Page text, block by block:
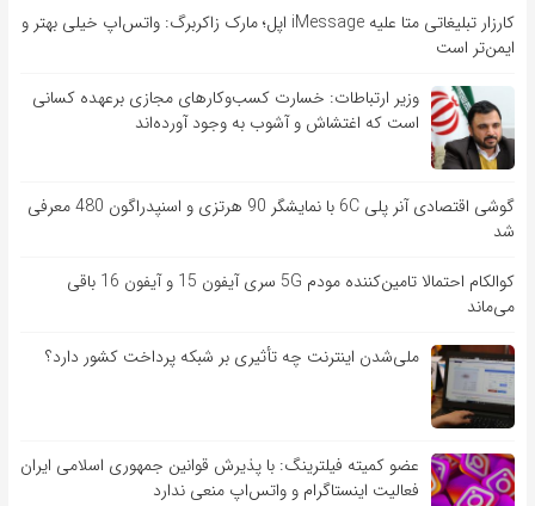
کارزار تبلیغاتی متا علیه iMessage اپل؛ مارک زاکربرگ: واتس‌اپ خیلی بهتر و
ایمن‌تر است
وزیر ارتباطات: خسارت کسب‌وکارهای مجازی برعهده کسانی
است که اغتشاش و آشوب به وجود آورده‌اند
گوشی اقتصادی آنر پلی 6C با نمایشگر 90 هرتزی و اسنپدراگون 480 معرفی
شد
کوالکام احتمالا تامین‌کننده مودم 5G سری آیفون 15 و آیفون 16 باقی
می‌ماند
ملی‌شدن اینترنت چه تأثیری بر شبکه پرداخت کشور دارد؟
عضو کمیته فیلترینگ: با پذیرش قوانین جمهوری اسلامی ایران
فعالیت اینستاگرام و واتس‌اپ منعی ندارد